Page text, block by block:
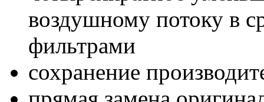
воздушному потоку в
фильтрами
сохранение